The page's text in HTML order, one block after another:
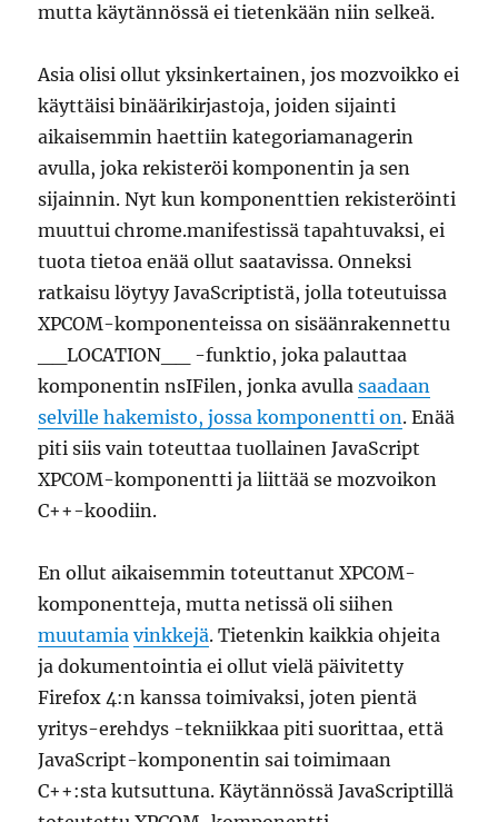
mutta käytännössä ei tietenkään niin selkeä.
Asia olisi ollut yksinkertainen, jos mozvoikko ei
käyttäisi binäärikirjastoja, joiden sijainti
aikaisemmin haettiin kategoriamanagerin
avulla, joka rekisteröi komponentin ja sen
sijainnin. Nyt kun komponenttien rekisteröinti
muuttui chrome.manifestissä tapahtuvaksi, ei
tuota tietoa enää ollut saatavissa. Onneksi
ratkaisu löytyy JavaScriptistä, jolla toteutuissa
XPCOM-komponenteissa on sisäänrakennettu
__LOCATION__ -funktio, joka palauttaa
komponentin nsIFilen, jonka avullasaadaan
selville hakemisto, jossa komponentti on. Enää
piti siis vain toteuttaa tuollainen JavaScript
XPCOM-komponentti ja liittää se mozvoikon
C++-koodiin.
En ollut aikaisemmin toteuttanut XPCOM-
komponentteja, mutta netissä oli siihen
muutamia vinkkejä. Tietenkin kaikkia ohjeita
ja dokumentointia ei ollut vielä päivitetty
Firefox 4:n kanssa toimivaksi, joten pientä
yritys-erehdys -tekniikkaa piti suorittaa, että
JavaScript-komponentin sai toimimaan
C++:sta kutsuttuna. Käytännössä JavaScriptillä